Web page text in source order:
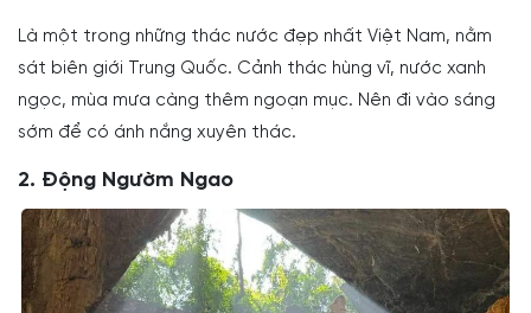
Là một trong những thác nước đẹp nhất Việt Nam, nằm
sát biên giới Trung Quốc. Cảnh thác hùng vĩ, nước xanh
ngọc, mùa mưa càng thêm ngoạn mục. Nên đi vào sáng
sớm để có ánh nắng xuyên thác.
2. Động Ngườm Ngao